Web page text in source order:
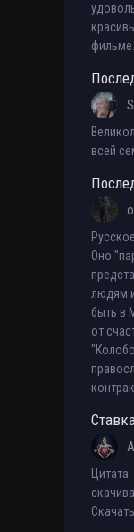
фильме...
всей
Оно
людям
быть в
от
Скачать